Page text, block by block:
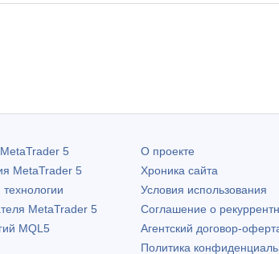
MetaTrader 5
MetaTrader 5
MetaTrader 5
MQL5
О проекте
Хроника сайта
Условия использования
Соглашение о
Агентский договор-
Политика